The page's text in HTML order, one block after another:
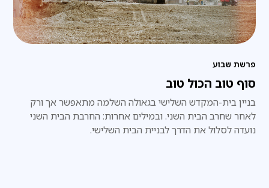
פרשת שבוע
סוף טוב הכול טוב
בניין בית-המקדש השלישי בגאולה השלמה מתאפשר אך ורק
לאחר שחרב הבית השני. ובמילים אחרות: החרבת הבית השני
נועדה לסלול את הדרך לבניית הבית השלישי.